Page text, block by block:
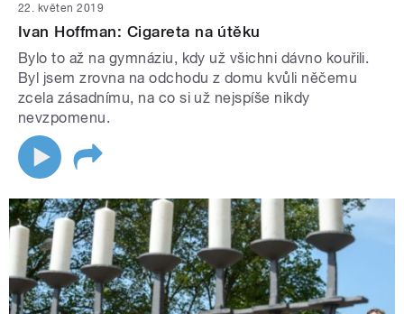
22. květen 2019
Ivan Hoffman: Cigareta na útěku
Bylo to až na gymnáziu, kdy už všichni dávno kouřili.
Byl jsem zrovna na odchodu z domu kvůli něčemu
zcela zásadnímu, na co si už nejspíše nikdy
nevzpomenu.